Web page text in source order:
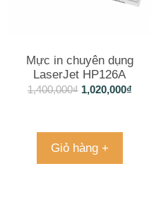
Mực in chuyên dụng
LaserJet HP126A
(CE310A) – Black
1,400,000₫ 1,020,000₫
Giỏ hàng +